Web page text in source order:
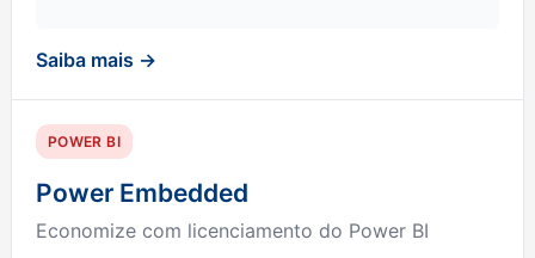
Saiba mais →
POWER BI
Power Embedded
Economize com licenciamento do Power BI